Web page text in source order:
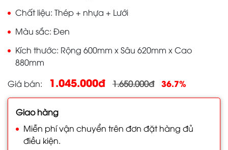
Chất liệu Thép + nhựa + Lưới
Màu sắc Đen
Kích thước Rộng 600mm x Sâu 620mm x Cao
880mm
Giá bán
1.045.000đ 1.650.000đ 36.7%
Giao hàng
Miễn phí vận chuyển trên đơn đặt hàng đủ
điều kiện.